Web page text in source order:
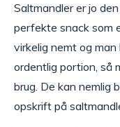
Saltmandler er jo
perfekte snack som
virkelig nemt og
ordentlig portion, så
brug. De kan nemlig
opskrift på